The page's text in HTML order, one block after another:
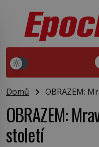
Domů OBRAZEM:
OBRAZEM:
století